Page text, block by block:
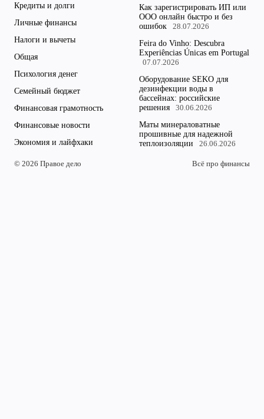
Кредиты и долги
Личные финансы
Налоги и вычеты
Общая
Психология денег
Семейный бюджет
Финансовая грамотность
Финансовые новости
Экономия и лайфхаки
Как зарегистрировать ИП или
ООО онлайн быстро и без
ошибок
28.07.2026
Feira do Vinho: Descubra
Experiências Únicas em Portugal
07.07.2026
Оборудование SEKO для
дезинфекции воды в
бассейнах: российские
решения
30.06.2026
Маты минераловатные
прошивные для надежной
теплоизоляции
26.06.2026
© 2026 Правое дело Всё про финансы